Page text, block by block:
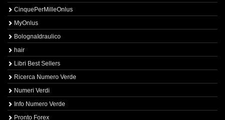
CinquePerMilleOnlus
MyOnlus
BolognaIdraulico
hair
Libri Best Sellers
Ricerca Numero Verde
Numeri Verdi
Info Numero Verde
Pronto Forex